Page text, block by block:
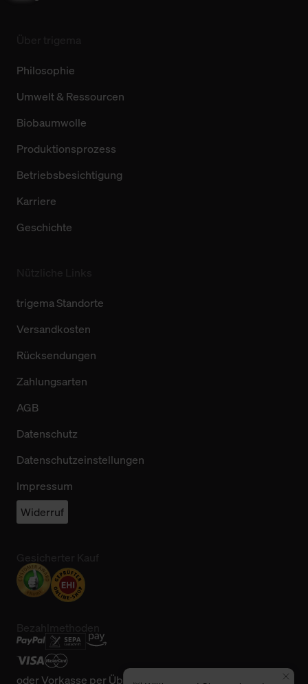
Philosophie
Umwelt & Ressourcen
Biobaumwolle
Produktionsprozess
Betriebsbesichtigung
Karriere
Geschichte
trigema Standorte
Versandkosten
Rücksendungen
Zahlungsarten
AGB
Datenschutz
Datenschutzeinstellungen
Impressum
Widerruf
oderVorkasse per Überweisung